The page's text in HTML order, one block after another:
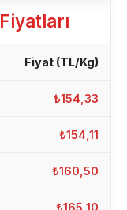
Fiyatları
Fiyat (TL/Kg)
₺154,33
₺154,11
₺160,50